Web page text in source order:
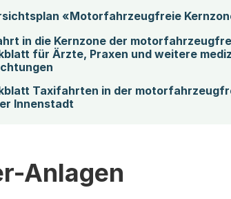
«Motorfahrzeugfreie
in die Kernzone der
für Ärzte, Praxen und weitere
Taxifahrten in der
Innenstadt
Anlagen